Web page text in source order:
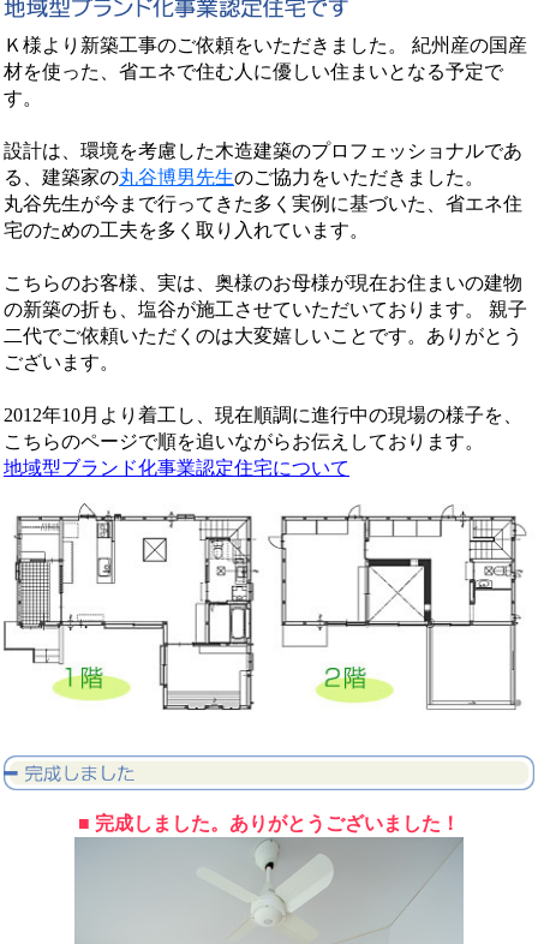
Ｋ様より新築工事のご依頼をいただきました。 紀州産の国産
材を使った、省エネで住む人に優しい住まいとなる予定で
す。
設計は、環境を考慮した木造建築のプロフェッショナルであ
る、建築家の丸谷博男先生のご協力をいただきました。
丸谷先生が今まで行ってきた多く実例に基づいた、省エネ住
宅のための工夫を多く取り入れています。
こちらのお客様、実は、奥様のお母様が現在お住まいの建物
の新築の折も、塩谷が施工させていただいております。 親子
二代でご依頼いただくのは大変嬉しいことです。ありがとう
ございます。
2012年10月より着工し、現在順調に進行中の現場の様子を、
こちらのページで順を追いながらお伝えしております。
地域型ブランド化事業認定住宅について
■ 完成しました。ありがとうございました！